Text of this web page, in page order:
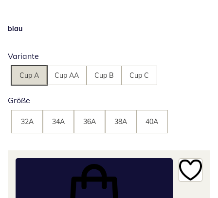
blau
Variante
Cup A Cup AA Cup B Cup C
Größe
32A 34A 36A 38A 40A